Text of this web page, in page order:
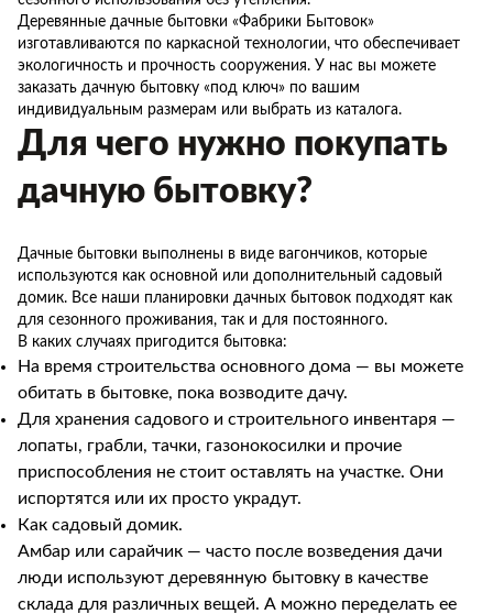
Деревянные дачные бытовки «Фабрики Бытовок»
изготавливаются по каркасной технологии, что обеспечивает
экологичность и прочность сооружения. У нас вы можете
заказать дачную бытовку «под ключ» по вашим
индивидуальным размерам или выбрать из каталога.
Для чего нужно покупать
дачную бытовку?
Дачные бытовки выполнены в виде вагончиков, которые
используются как основной или дополнительный садовый
домик. Все наши планировки дачных бытовок подходят как
для сезонного проживания, так и для постоянного.
В каких случаях пригодится бытовка:
На время строительства основного дома — вы можете
обитать в бытовке, пока возводите дачу.
Для хранения садового и строительного инвентаря —
лопаты, грабли, тачки, газонокосилки и прочие
приспособления не стоит оставлять на участке. Они
испортятся или их просто украдут.
Как садовый домик.
Амбар или сарайчик — часто после возведения дачи
люди используют деревянную бытовку в качестве
склада для различных вещей. А можно переделать ее